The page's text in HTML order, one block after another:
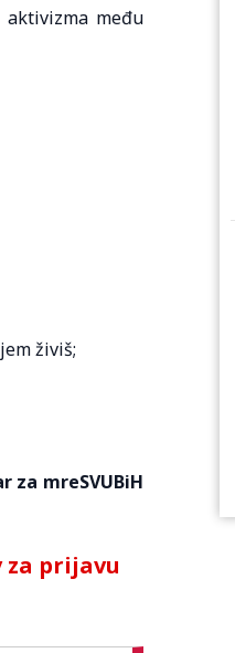
među
živiš;
mreSVUBiH
za prijavu